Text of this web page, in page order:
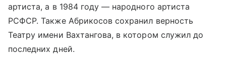
артиста, а в 1984 году — народного артиста
РСФСР. Также Абрикосов сохранил верность
Театру имени Вахтангова, в котором служил до
последних дней.